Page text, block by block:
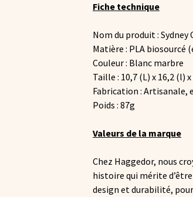
Fiche technique
Nom du produit : Sydney
Matière : PLA biosourcé
Couleur : Blanc marbre
Taille : 10,7 (L) x 16,2 (l)
Fabrication : Artisanale,
Poids : 87g
Valeurs de la marque
Chez Haggedor, nous
histoire qui mérite
design et durabilité,